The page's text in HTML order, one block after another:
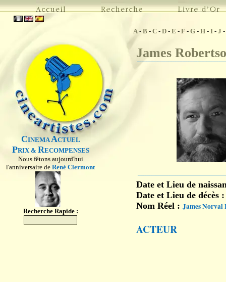
CINEMAACTUEL
PRIX & RECOMPENSES
Nous fêtons aujourd'hui
l'anniversaire de René Clermont
Recherche Rapide :
A- B - C - D - E - F - G - H - I - J -
James
Date et Lieu de
Date et Lieu de décès
Nom Réel : James Norval
ACTEUR